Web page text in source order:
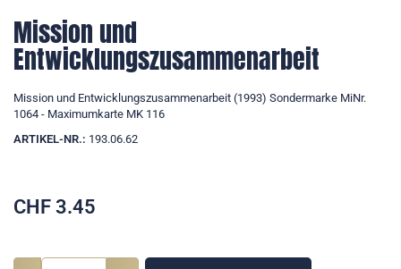
Mission und
Entwicklungszusammenarbeit
Mission und Entwicklungszusammenarbeit (1993) Sondermarke MiNr.
1064 - Maximumkarte MK 116
ARTIKEL-NR.: 193.06.62
CHF 3.45